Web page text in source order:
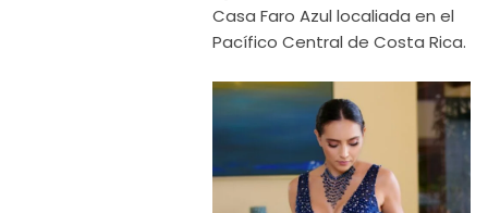
Casa Faro Azul localiada en el
Pacífico Central de Costa Rica.